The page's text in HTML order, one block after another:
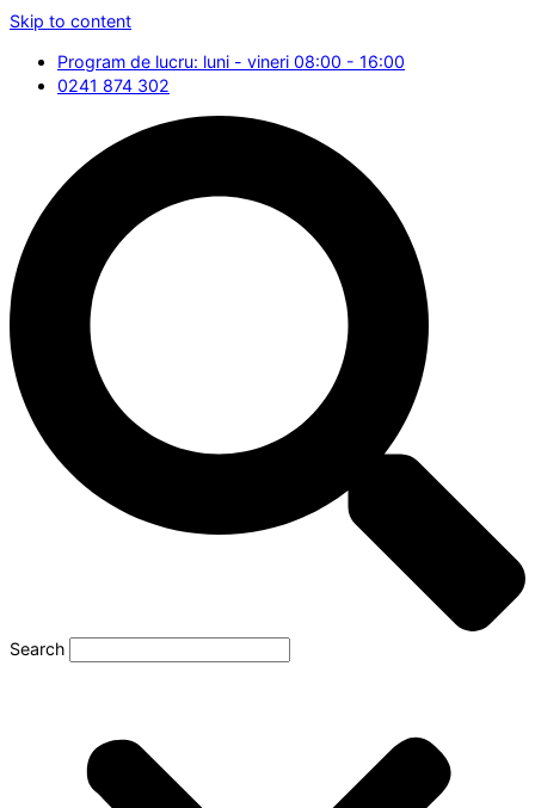
Skip to content
Program de lucru: luni - vineri 08:00 - 16:00
0241 874 302
Search